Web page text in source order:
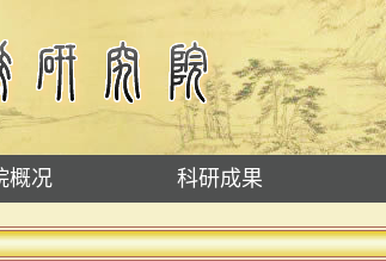
概况 科研成果